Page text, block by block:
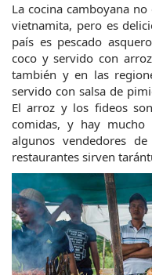
La cocina camboyana
vietnamita, pero es
país es pescado
coco y servido con
también y en las
servido con salsa de
El arroz y los fideos
comidas, y hay mucho
algunos vendedores
restaurantes sirven